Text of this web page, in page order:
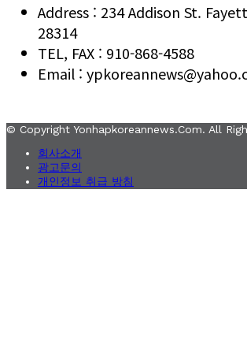
Address : 234 Addison St.
28314
TEL, FAX : 910-868-4588
Email :
© Copyright Yonhapkoreannews.com. All
회사소개
광고문의
개인정보 취급 방침